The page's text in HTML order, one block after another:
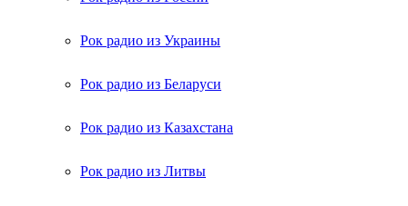
Рок радио из Украины
Рок радио из Беларуси
Рок радио из Казахстана
Рок радио из Литвы